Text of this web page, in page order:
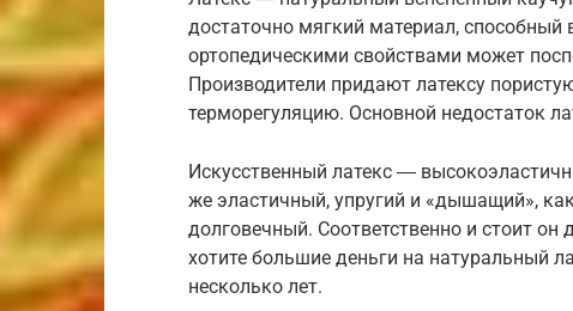
достаточно мягкий материал,
ортопедическими свойствами может
Производители придают латексу
терморегуляцию. Основной недостаток
Искусственный латекс ―
же эластичный, упругий и «дышащий»,
долговечный. Соответственно и стоит
хотите большие деньги на натуральный
несколько лет.